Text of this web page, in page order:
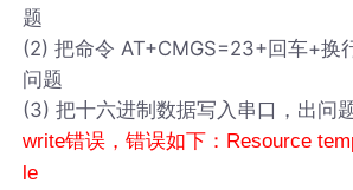
题
(2) 把命令 AT+CMGS=23+回车+换
问题
(3) 把十六进制数据写入串口，出问
write错误，错误如下：Resource
le